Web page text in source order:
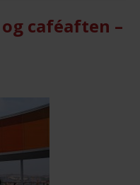
caféaften –